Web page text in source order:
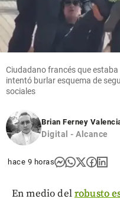
Ciudadano francés que
intentó burlar esquema de
sociales
Brian Ferney
Digital - Alcance
hace 9 horas
En medio delrobusto